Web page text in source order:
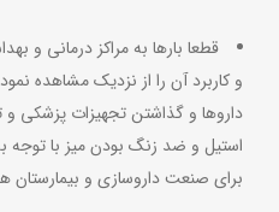
قطعا بارها به مراکز درمانی و
و کاربرد آن را از نزدیک مشاهده
داروها و گذاشتن تجهیزات پزشکی و
استیل و ضد زنگ بودن میز با
برای صنعت داروسازی و بیمارستان